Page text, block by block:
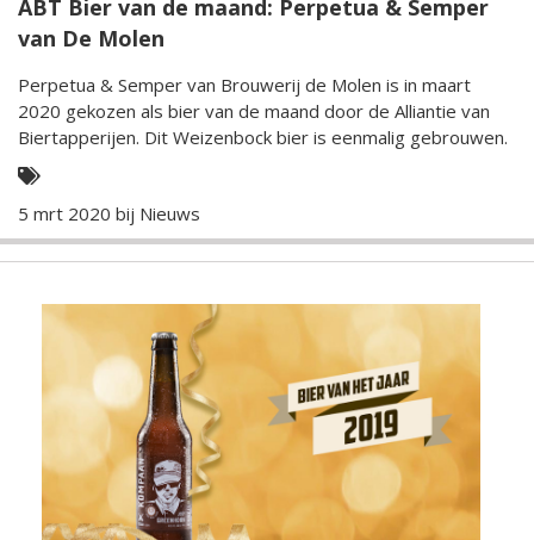
ABT Bier van de maand: Perpetua & Semper
van De Molen
Perpetua & Semper van Brouwerij de Molen is in maart
2020 gekozen als bier van de maand door de Alliantie van
Biertapperijen. Dit Weizenbock bier is eenmalig gebrouwen.
5 mrt 2020 bij Nieuws